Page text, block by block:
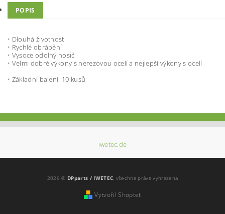
POPIS
• Dlouhá životnost
• Rychlé obrábění
• Vysoce odolný nosič
• Velmi dobré výkony s nerezovou ocelí a nejlepší výkony s ocelí
• Základní balení: 10 kusů
iwetec.de
2026 © DPparts / IWETEC, všechna práva vyhrazena
Vytvořil Shoptet